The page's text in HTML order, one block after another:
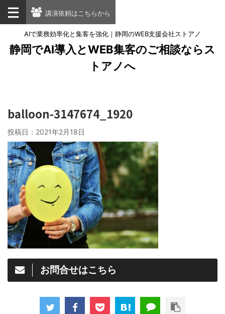
講演依頼はこちらから
AIで業務効率化と集客を強化｜静岡のWEB支援会社ストアノ
静岡でAI導入とWEB集客のご相談ならス
トアノへ
balloon-3147674_1920
投稿日： 2021年2月18日
お問合せはこちら